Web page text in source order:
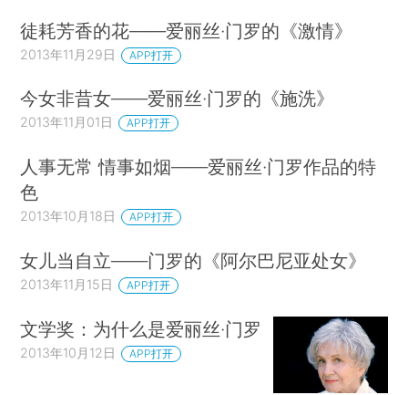
徒耗芳香的花——爱丽丝·门罗的《激情》
2013年11月29日 APP打开
今女非昔女——爱丽丝·门罗的《施洗》
2013年11月01日 APP打开
人事无常 情事如烟——爱丽丝·门罗作品的特
色
2013年10月18日 APP打开
女儿当自立——门罗的《阿尔巴尼亚处女》
2013年11月15日 APP打开
文学奖：为什么是爱丽丝·门罗
2013年10月12日 APP打开